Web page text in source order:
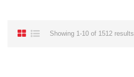
Showing 1-10 of 1512 results